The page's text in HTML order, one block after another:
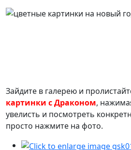
Зайдите в галерею и
картинки с Драконом,
увелисть и посмотреть
просто нажмите на фото.